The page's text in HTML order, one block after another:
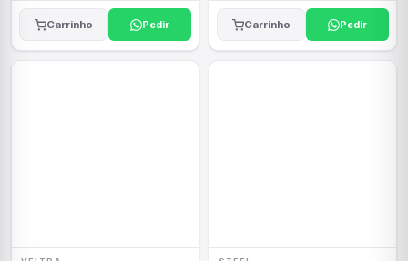
Carrinho Pedir Carrinho Pedir